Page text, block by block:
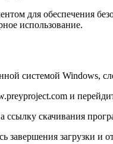
для обеспечения
использование.
системой Windows,
и
ссылку скачивания
загрузки и